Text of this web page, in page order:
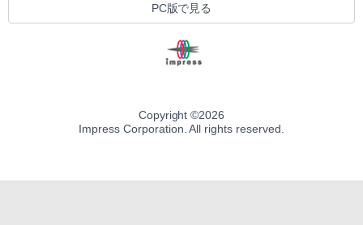
PC版で見る
Copyright ©2026
Impress Corporation. All rights reserved.